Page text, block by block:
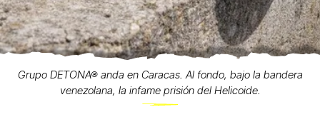
Grupo DETONA® anda en Caracas. Al fondo, bajo la bandera
venezolana, la infame prisión del Helicoide.